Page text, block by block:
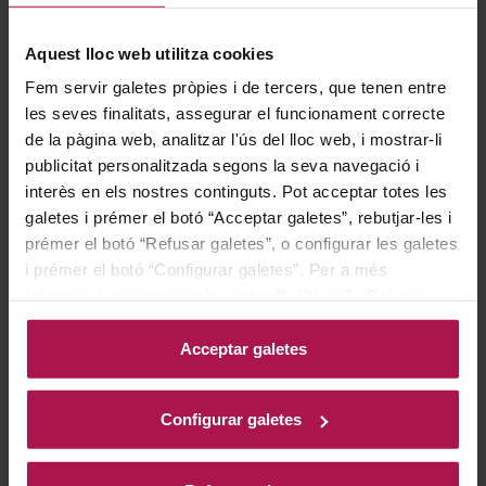
Aquest lloc web utilitza cookies
Fem servir galetes pròpies i de tercers, que tenen entre
les seves finalitats, assegurar el funcionament correcte
de la pàgina web, analitzar l'ús del lloc web, i mostrar-li
publicitat personalitzada segons la seva navegació i
interès en els nostres continguts. Pot acceptar totes les
galetes i prémer el botó “Acceptar galetes”, rebutjar-les i
prémer el botó “Refusar galetes”, o configurar les galetes
i prémer el botó “Configurar galetes”. Per a més
Acceptar galetes
Configurar galetes
cepas hasta la supervisión de la cosecha, el ensamblaje,
la crianza en barricas, y finalmente, el proceso de
embotellado y etiquetado, todo para forjar un
producto genuinamente auténtico, orgullosamente
denominado Made in Thunder.
Gastronomía
Plats especiats, guisats especiats de peix, risottos,
embotits, arrossos caldosos, bacallà, xai a la graella,